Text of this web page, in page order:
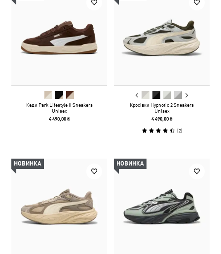
Кеди Park Lifestyle II Sneakers
Unisex
4 490,00 ₴
Кросівки Hypnotic 2 Sneakers
Unisex
4 490,00 ₴
(2)
НОВИНКА НОВИНКА